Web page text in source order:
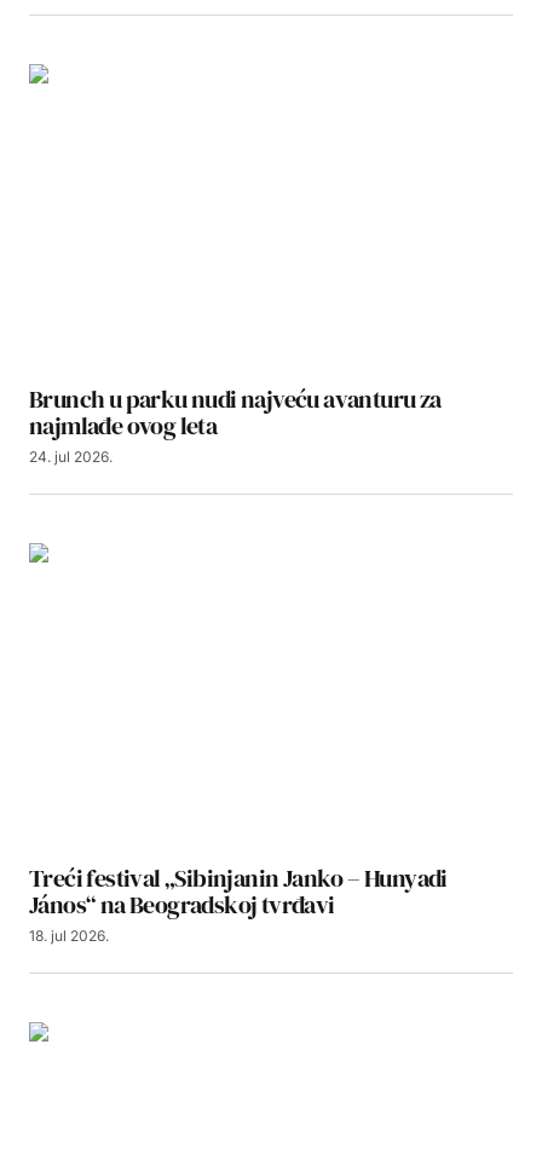
Brunch u parku nudi najveću avanturu za
najmlađe ovog leta
24. jul 2026.
Treći festival „Sibinjanin Janko – Hunyadi
János“ na Beogradskoj tvrđavi
18. jul 2026.